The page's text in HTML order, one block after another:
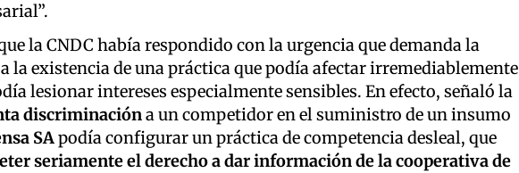
la CNDC había respondido con la urgencia que demanda la
la existencia de una práctica que podía afectar irremediablemente
lesionar intereses especialmente sensibles. En efecto, señaló la
discriminacióna un competidor en el suministro de un insumo
SApodía configurar un práctica de competencia desleal, que
seriamente el derecho a dar información de la cooperativa de